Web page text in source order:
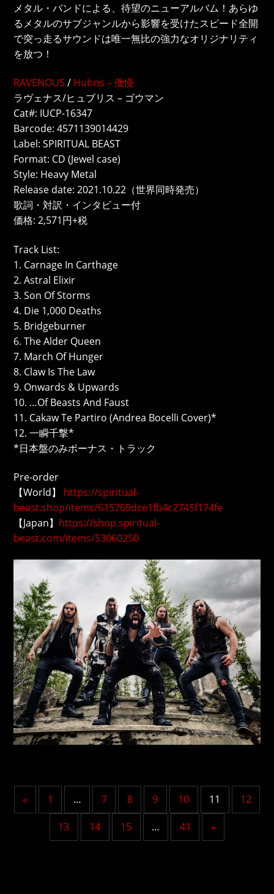
メタル・バンドによる、待望のニューアルバム！あらゆ
るメタルのサブジャンルから影響を受けたスピード全開
で突っ走るサウンドは唯一無比の強力なオリジナリティ
を放つ！
RAVENOUS / Hubris – 傲慢
ラヴェナス/ヒュブリス – ゴウマン
Cat#: IUCP-16347
Barcode: 4571139014429
Label: SPIRITUAL BEAST
Format: CD (Jewel case)
Style: Heavy Metal
Release date: 2021.10.22（世界同時発売）
歌詞・対訳・インタビュー付
価格: 2,571円+税
Track List:
1. Carnage In Carthage
2. Astral Elixir
3. Son Of Storms
4. Die 1,000 Deaths
5. Bridgeburner
6. The Alder Queen
7. March Of Hunger
8. Claw Is The Law
9. Onwards & Upwards
10. …Of Beasts And Faust
11. Cakaw Te Partiro (Andrea Bocelli Cover)*
12. 一瞬千撃*
*日本盤のみボーナス・トラック
Pre-order
【World】 https://spiritual-
beast.shop/items/615769dce1fb4c2745f174fe
【Japan】 https://shop.spiritual-
beast.com/items/53060250
« 1 … 7 8 9 10 11 12
13 14 15 … 41 »